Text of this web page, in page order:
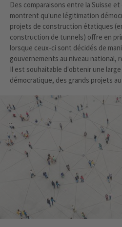
Des comparaisons entre la Suisse
montrent qu'une légitimation
projets de construction étatiques
construction de tunnels) offre en
lorsque ceux-ci sont décidés de
gouvernements au niveau national,
Il est souhaitable d'obtenir une
démocratique, des grands projets